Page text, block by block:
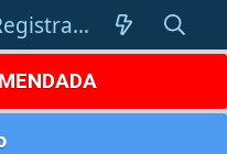
Registrarse